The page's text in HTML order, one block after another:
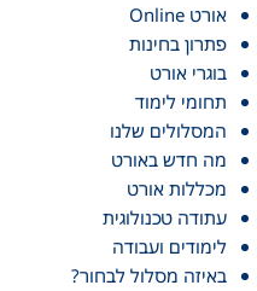
אורט Online
פתרון בחינות
בוגרי אורט
תחומי לימוד
המסלולים שלנו
מה חדש באורט
מכללות אורט
עתודה טכנולוגית
לימודים ועבודה
באיזה מסלול לבחור?